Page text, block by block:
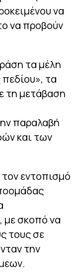
να
να προβούν
τα μέλη
τα
τη μετάβαση
παραλαβή
και των
εντοπισμό
με σκοπό να
τους σε
την